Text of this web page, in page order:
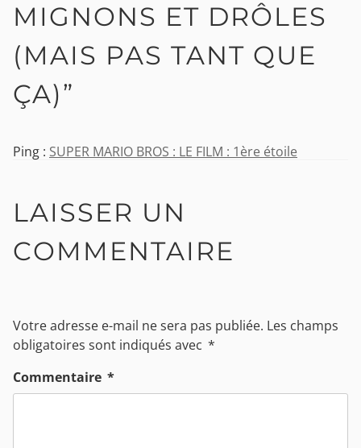
MIGNONS ET DRÔLES
(MAIS PAS TANT QUE
ÇA)”
Ping : SUPER MARIO BROS : LE FILM : 1ère étoile
LAISSER UN
COMMENTAIRE
Votre adresse e-mail ne sera pas publiée. Les champs
obligatoires sont indiqués avec *
Commentaire *